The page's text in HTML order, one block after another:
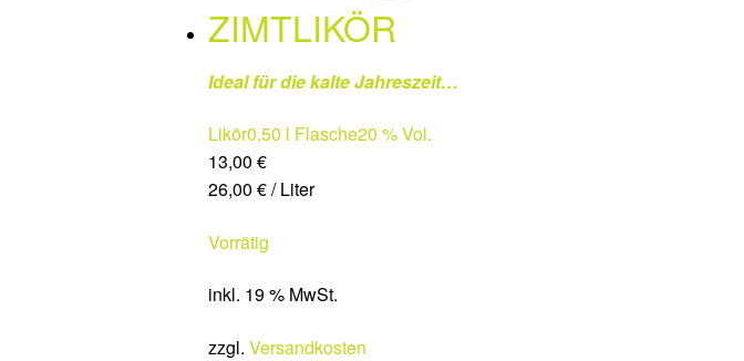
ZIMTLIKÖR
Ideal für die kalte Jahreszeit…
Likör0,50 l Flasche20 % Vol.
13,00€
26,00€/Liter
Vorrätig
inkl. 19 % MwSt.
zzgl.Versandkosten